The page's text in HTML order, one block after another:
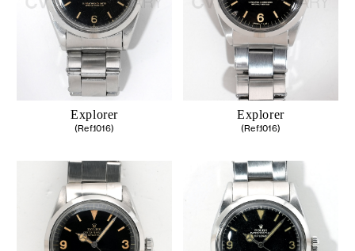
Explorer
(Ref.1016)
Explorer
(Ref.1016)